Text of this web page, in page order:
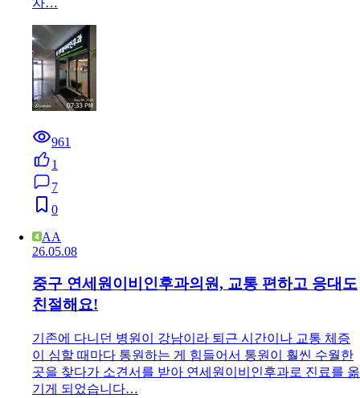
961
1
7
0
AA
26.05.08
중구 연세원이비인후과의원, 교통 편하고 응대도
친절해요!
기존에 다니던 병원이 강남이라 퇴근 시간이나 교통 체증
이 심할 때마다 통원하는 게 힘들어서 통원이 훨씬 수월한
곳을 찾다가 소견서를 받아 연세원이비인후과로 진료를 옮
기게 되었습니다…